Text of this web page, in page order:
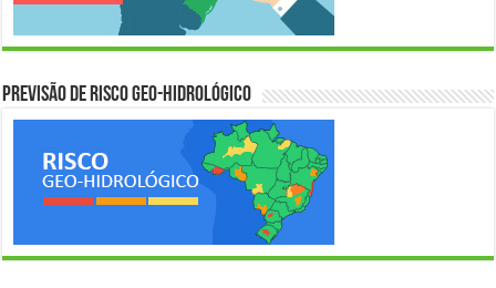
Previsão de Risco Geo-Hidrológico